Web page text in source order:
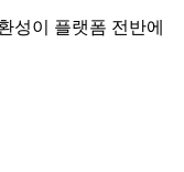
성이 플랫폼 전반에